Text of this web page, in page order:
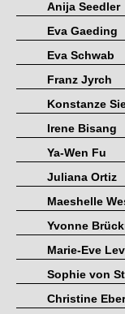
Anija Seedler
Eva Gaeding
Eva Schwab
Franz Jyrch
Konstanze
Irene Bisang
Ya-Wen Fu
Juliana Ortiz
Maeshelle
Yvonne
Marie-Eve
Sophie von
Christine